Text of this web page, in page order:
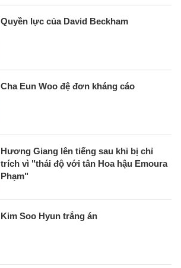
Quyền lực của David Beckham
Cha Eun Woo đệ đơn kháng cáo
Hương Giang lên tiếng sau khi bị chỉ
trích vì "thái độ với tân Hoa hậu Emoura
Phạm"
Kim Soo Hyun trắng án